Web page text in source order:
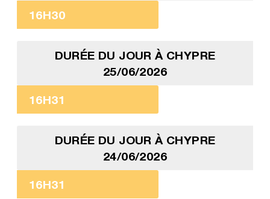
16H30
DURÉE DU JOUR À CHYPRE
25/06/2026
16H31
DURÉE DU JOUR À CHYPRE
24/06/2026
16H31